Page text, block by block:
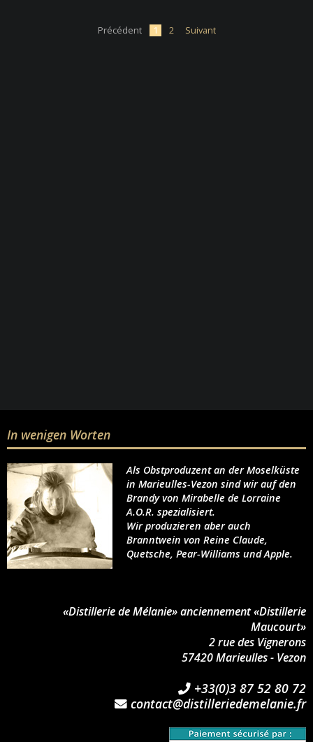
Précédent 1 2 Suivant
In wenigen Worten
Als Obstproduzent an der Moselküste
in Marieulles-Vezon sind wir auf den
Brandy von Mirabelle de Lorraine
A.O.R. spezialisiert.
Wir produzieren aber auch
Branntwein von Reine Claude,
Quetsche, Pear-Williams und Apple.
«Distillerie de Mélanie» anciennement «Distillerie
Maucourt»
2 rue des Vignerons
57420 Marieulles - Vezon
+33(0)3 87 52 80 72
contact@distilleriedemelanie.fr